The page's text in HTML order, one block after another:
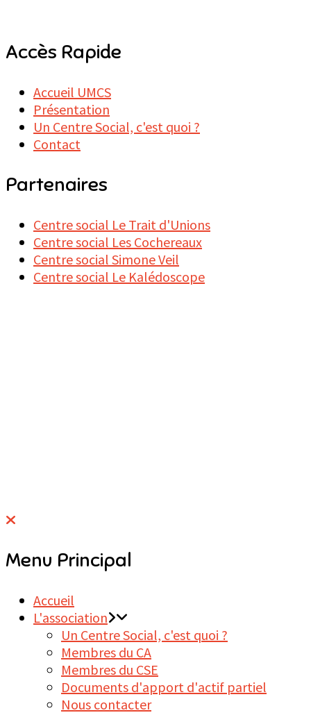
Accès Rapide
Accueil UMCS
Présentation
Un Centre Social, c'est quoi ?
Contact
Partenaires
Centre social Le Trait d'Unions
Centre social Les Cochereaux
Centre social Simone Veil
Centre social Le Kalédoscope
Menu Principal
Accueil
L'association
Un Centre Social, c'est quoi ?
Membres du CA
Membres du CSE
Documents d'apport d'actif partiel
Nous contacter